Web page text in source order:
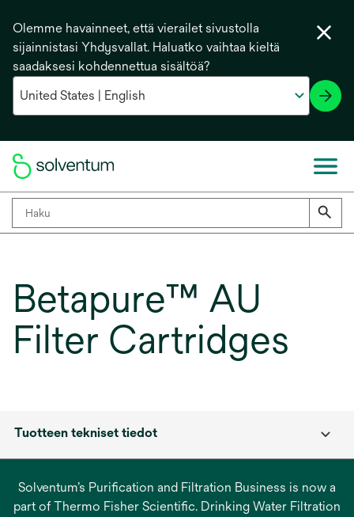
Olemme havainneet, että vierailet sivustolla
sijainnistasi Yhdysvallat. Haluatko vaihtaa kieltä
saadaksesi kohdennettua sisältöä?
Betapure™ AU
Filter Cartridges
Tuotteen tekniset tiedot
Solventum’s Purification and Filtration Business is now a
part of Thermo Fisher Scientific. Drinking Water Filtration